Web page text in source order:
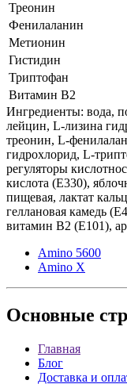
Треонин
Фенилаланин
Метионин
Гистидин
Триптофан
Витамин В2
Ингредиенты: вода,
лейцин, L-лизина
треонин, L-
гидрохлорид, L-
регуляторы
кислота (Е330),
пищевая, лактат
геллановая камедь
витамин В2 (Е101),
Amino 5600
Amino X
Основные
Главная
Блог
Доставка и